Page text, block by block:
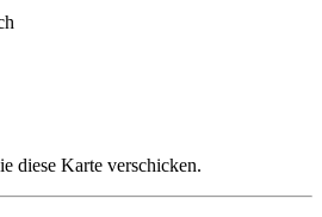
diese Karte verschicken.